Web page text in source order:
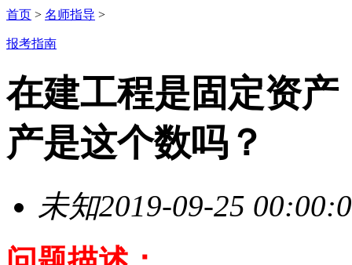
首页 > 名师指导 >
报考指南
在建工程是固定资
产是这个数吗？
未知2019-09-25